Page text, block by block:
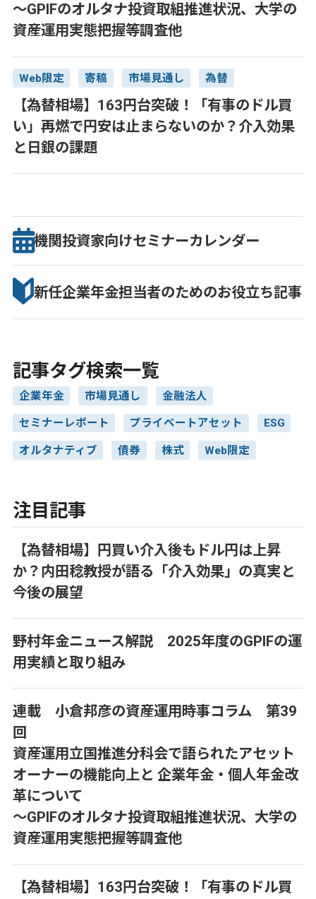
～GPIFのオルタナ投資取組推進状況、大学の
資産運用実態把握等調査他
Web限定 寄稿 市場見通し 為替
【為替相場】163円台突破！「有事のドル買
い」再燃で円安は止まらないのか？介入効果
と日銀の課題
機関投資家向けセミナーカレンダー
新任企業年金担当者のためのお役立ち記事
記事タグ検索一覧
企業年金 市場見通し 金融法人
セミナーレポート プライベートアセット ESG
オルタナティブ 債券 株式 Web限定
注目記事
【為替相場】円買い介入後もドル円は上昇
か？内田稔教授が語る「介入効果」の真実と
今後の展望
野村年金ニュース解説 2025年度のGPIFの運
用実績と取り組み
連載 小倉邦彦の資産運用時事コラム 第39
回
資産運用立国推進分科会で語られたアセット
オーナーの機能向上と 企業年金・個人年金改
革について
～GPIFのオルタナ投資取組推進状況、大学の
資産運用実態把握等調査他
【為替相場】163円台突破！「有事のドル買